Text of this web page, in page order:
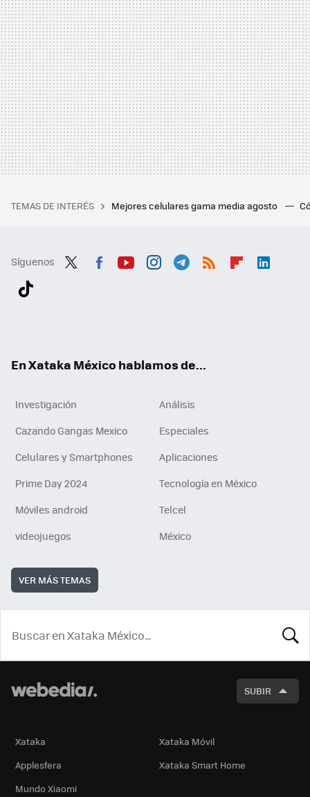
TEMAS DE INTERÉS Mejores celulares gama media agosto
Síguenos
En Xataka México hablamos de...
Investigación
Análisis
Cazando Gangas Mexico
Especiales
Celulares y Smartphones
Aplicaciones
Prime Day 2024
Tecnología en México
Móviles android
Telcel
videojuegos
México
VER MÁS TEMAS
SUBIR
Xataka
Xataka Móvil
Applesfera
Xataka Smart Home
Mundo Xiaomi